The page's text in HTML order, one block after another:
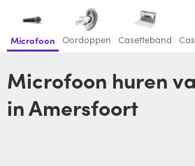
Microfoon Oordoppen Casetteband
Microfoon huren van je buren
in Amersfoort